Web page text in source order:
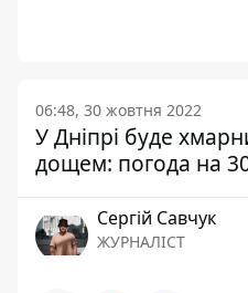
06:48, 30 жовтня 2022
У Дніпрі буде
дощем: погода на
Сергій Савчук
ЖУРНАЛІСТ